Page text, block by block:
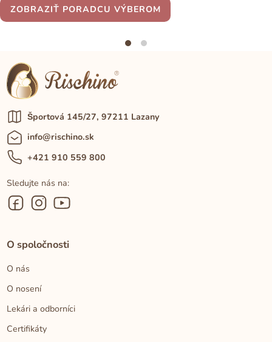
ZOBRAZIŤ PORADCU VÝBEROM
Športová 145/27, 97211 Lazany
info@rischino.sk
+421 910 559 800
Sledujte nás na:
O spoločnosti
O nás
O nosení
Lekári a odborníci
Certifikáty